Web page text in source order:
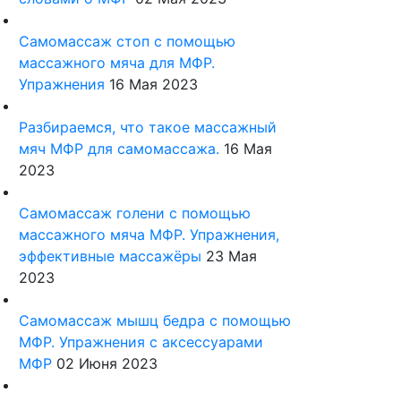
Самомассаж стоп с помощью
массажного мяча для МФР.
Упражнения 16 Мая 2023
Разбираемся, что такое массажный
мяч МФР для самомассажа. 16 Мая
2023
Самомассаж голени с помощью
массажного мяча МФР. Упражнения,
эффективные массажёры 23 Мая
2023
Самомассаж мышц бедра с помощью
МФР. Упражнения с аксессуарами
МФР 02 Июня 2023